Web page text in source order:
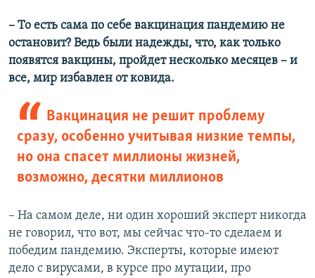
– То есть сама по себе вакцинация пандемию не
остановит? Ведь были надежды, что, как только
появятся вакцины, пройдет несколько месяцев – и
все, мир избавлен от ковида.
Вакцинация не решит проблему
сразу, особенно учитывая низкие темпы,
но она спасет миллионы жизней,
возможно, десятки миллионов
– На самом деле, ни один хороший эксперт никогда
не говорил, что вот, мы сейчас что-то сделаем и
победим пандемию. Эксперты, которые имеют
дело с вирусами, в курсе про мутации, про